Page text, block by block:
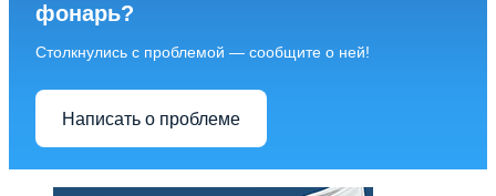
фонарь?
Столкнулись с проблемой — сообщите о ней!
Написать о проблеме